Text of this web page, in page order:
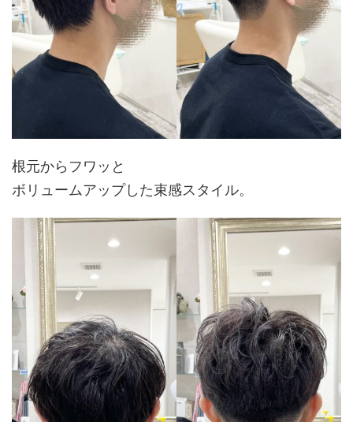
根元からフワッと
ボリュームアップした束感スタイル。